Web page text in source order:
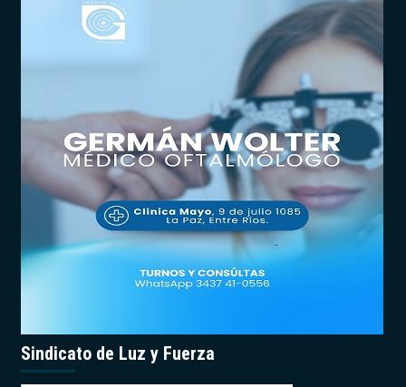
Sindicato de Luz y Fuerza